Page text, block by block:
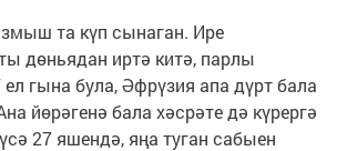
та күп сынаган. Ире
дөньядан иртә китә, парлы
гына була, Әфрүзия апа дүрт бала
йөрәгенә бала хәсрәте дә күрергә
27 яшендә, яңа туган сабыен